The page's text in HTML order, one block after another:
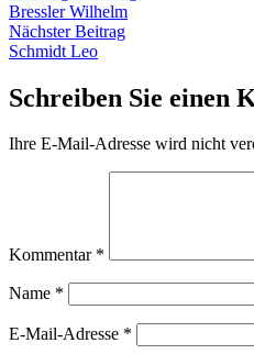
Bressler Wilhelm
Nächster BeitragNächster
Schmidt Leo
Schreiben Sie einen
Ihre E-Mail-Adresse wird nicht
Kommentar *
Name *
E-Mail-Adresse *